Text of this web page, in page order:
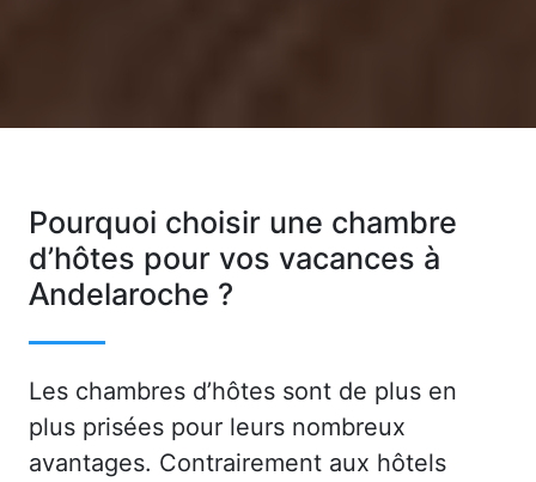
Pourquoi choisir une chambre
d’hôtes pour vos vacances à
Andelaroche ?
Les chambres d’hôtes sont de plus en
plus prisées pour leurs nombreux
avantages. Contrairement aux hôtels